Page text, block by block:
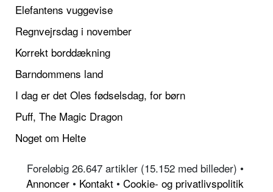
Elefantens vuggevise
Regnvejrsdag i november
Korrekt borddækning
Barndommens land
I dag er det Oles fødselsdag, for børn
Puff, The Magic Dragon
Noget om Helte
Foreløbig 26.647 artikler (15.152 med billeder) •
Annoncer • Kontakt • Cookie- og privatlivspolitik